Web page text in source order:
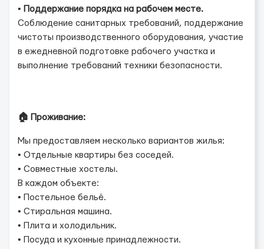
•
Поддержание порядка на рабочем месте.
Соблюдение санитарных требований, поддержание
чистоты производственного оборудования, участие
в ежедневной подготовке рабочего участка и
выполнение требований техники безопасности.
🏠 Проживание:
Мы предоставляем несколько вариантов жилья:
• Отдельные квартиры без соседей.
• Совместные хостелы.
В каждом объекте:
• Постельное бельё.
• Стиральная машина.
• Плита и холодильник.
• Посуда и кухонные принадлежности.